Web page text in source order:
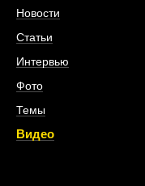
Новости
Статьи
Интервью
Фото
Темы
Видео